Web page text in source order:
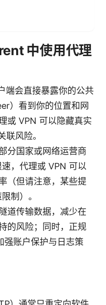
中使用代理
端会直接暴露你的公共
）看到你的位置和网
或 VPN 可以隐藏真实
联风险。
分国家或网络运营商
，代理或 VPN 可以
（但请注意，某些提
制）。
道传输数据，减少在
的风险；同时，正规
强账户保护与日志策